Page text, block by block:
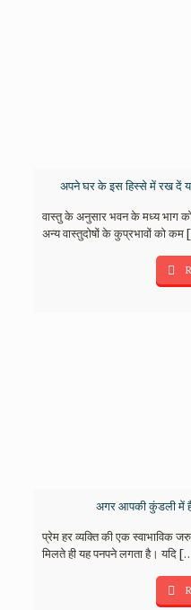
अपने घर के इस हिस्से में रख दें
वास्तु के अनुसार भवन के मध्य भाग
अन्य वास्तुदोषों के कुप्रभावों को कम
अगर आपकी कुंडली में हैं
प्रेम हर व्यक्ति की एक स्वाभाविक
मिलते ही यह पनपने लगता है। यदि